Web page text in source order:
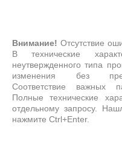
Внимание! Отсутствие
В технические
неутвержденного типа
изменения без
Соответствие важных
Полные технические
отдельному запросу.
нажмите Ctrl+Enter.